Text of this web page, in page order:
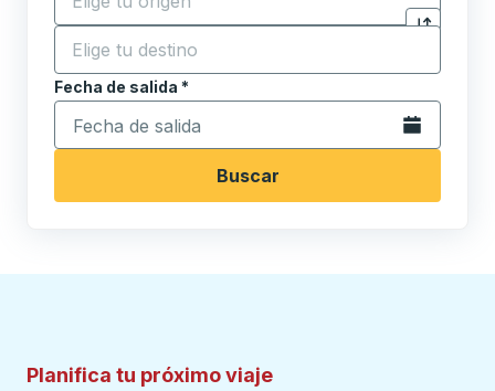
Haga clic
Destino *
Comience a escribir la ciudad de destino para abrir
Fecha de salida *
Escriba la fecha en formato de fecha Barra diagonal
Abra el
Buscar
Planifica tu próximo viaje